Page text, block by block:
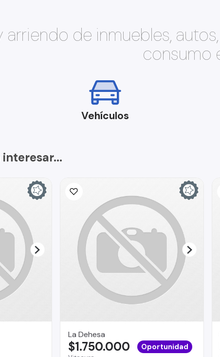
arriendo de inmuebles,
consumo
Vehículos
La Dehesa
$1.750.000 Oportunidad